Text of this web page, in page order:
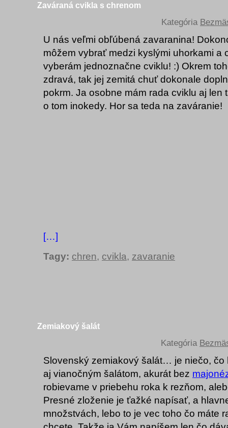
Zaváraná cvikla s chrenom
Kategória
U nás veľmi obľúbená zavaranina!
môžem vybrať medzi kyslými uhorkami a
vyberám jednoznačne cviklu! :) Okrem
zdravá, tak jej zemitá chuť dokonale
pokrm. Ja osobne mám rada cviklu aj len
o tom inokedy. Hor sa teda na zaváranie!
[…]
Tagy: chren, cvikla, zavaranie
Zemiakový šalát
Kategória
Slovenský zemiakový šalát… je niečo, čo
aj vianočným šalátom, akurát bez
robievame v priebehu roka k rezňom,
Presné zloženie je ťažké napísať, a
množstvách, lebo to je vec toho čo máte